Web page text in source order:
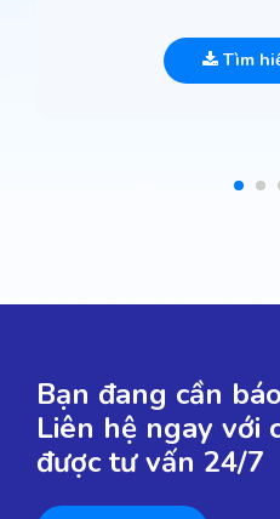
Tìm
Bạn đang cần
Liên hệ ngay với
được tư vấn 24/7